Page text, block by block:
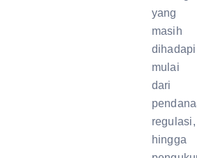
yang
masih
mulai
dari
regulasi,
hingga